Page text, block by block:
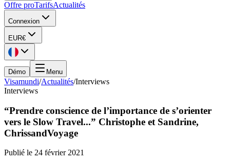
Offre proTarifsActualités
Connexion
EUR€
Démo Menu
Visamundi/Actualités/Interviews
Interviews
“Prendre conscience de l’importance de s’orienter
vers le Slow Travel...” Christophe et Sandrine,
ChrissandVoyage
Publié le 24 février 2021